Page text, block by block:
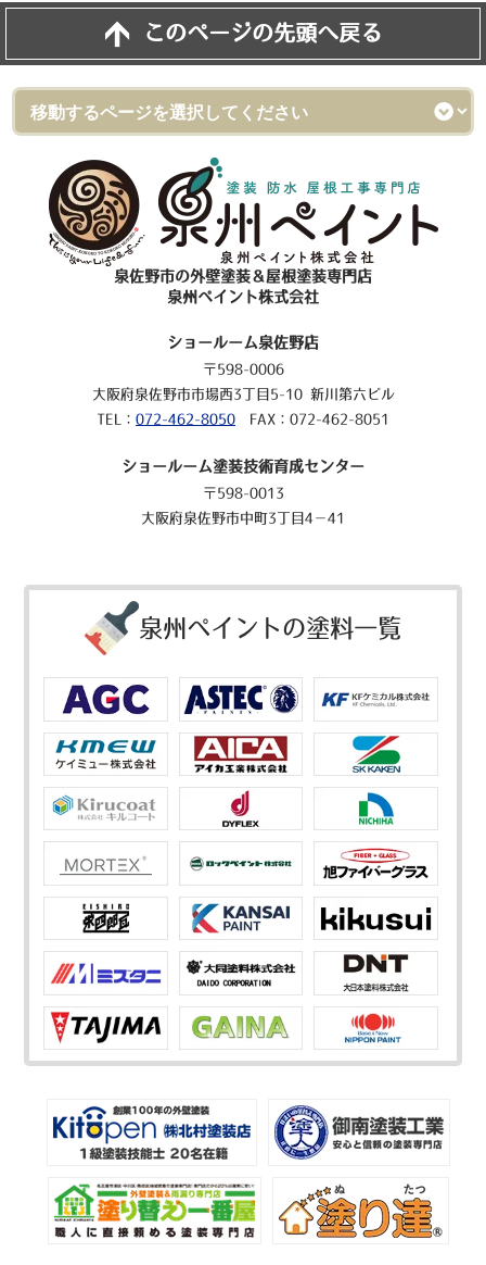
このページの先頭へ戻る
泉佐野市の外壁塗装＆屋根塗装専門店
泉州ペイント株式会社
ショールーム泉佐野店
〒598-0006
大阪府泉佐野市市場西3丁目5-10 新川第六ビル
TEL： 072-462-8050 FAX：072-462-8051
ショールーム塗装技術育成センター
〒598-0013
大阪府泉佐野市中町3丁目4－41
泉州ペイントの塗料一覧